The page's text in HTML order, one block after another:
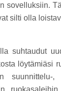
sovelluksiin.
silti olla
suhtaudut
löytämiäsi
suunnittelu-,